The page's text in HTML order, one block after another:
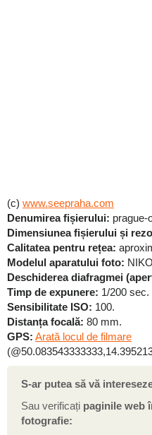
(c) www.seepraha.com
Denumirea fișierului: prague-
Dimensiunea fișierului și
Calitatea pentru rețea:
Modelul aparatului foto:
Deschiderea diafragmei
Timp de expunere: 1/200 sec.
Sensibilitate ISO: 100.
Distanța focală: 80 mm.
GPS: Arată locul de filmare
S-ar putea să vă
Sau verificați paginile web
fotografie: